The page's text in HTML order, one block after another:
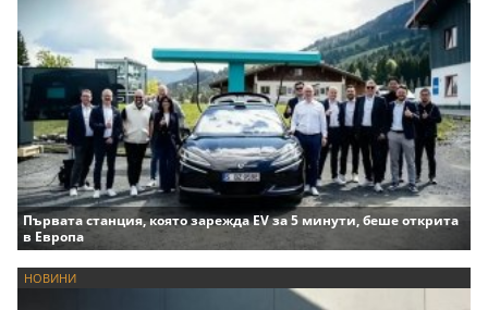
Първата станция, която зарежда EV за 5 минути, беше открита
в Европа
НОВИНИ